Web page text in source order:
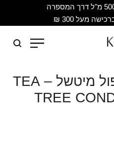
מעל 300 ₪
מרכך טי טרי M פול מיטשל – TEA
TREE